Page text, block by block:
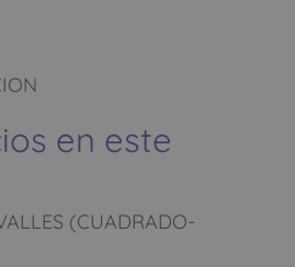
en este
(CUADRADO-